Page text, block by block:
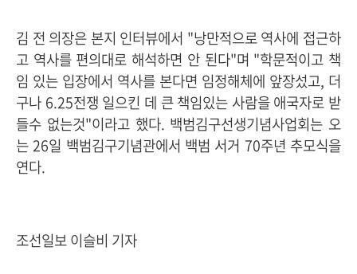
김 전 의장은 본지 인터뷰에서 "낭만적으로 역사에 접근하
고 역사를 편의대로 해석하면 안 된다"며 "학문적이고 책
임 있는 입장에서 역사를 본다면 임정해체에 앞장섰고, 더
구나 6.25전쟁 일으킨 데 큰 책임있는 사람을 애국자로 받
들수 없는것"이라고 했다. 백범김구선생기념사업회는 오
는 26일 백범김구기념관에서 백범 서거 70주년 추모식을
연다.
조선일보 이슬비 기자